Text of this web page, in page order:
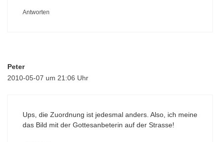
Antworten
Peter
2010-05-07 um 21:06 Uhr
Ups, die Zuordnung ist jedesmal anders. Also, ich meine
das Bild mit der Gottesanbeterin auf der Strasse!